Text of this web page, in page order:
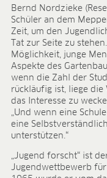
Bernd Nordzieke
Schüler an dem
Zeit, um den
Tat zur Seite zu
Möglichkeit, junge
Aspekte des
wenn die Zahl der
rückläufig ist, liege die
das Interesse zu
„Und wenn eine
eine
unterstützen.“
„Jugend forscht“ ist
Jugendwettbewerb